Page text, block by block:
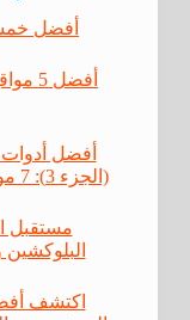
أفضل
أفضل
(الجزء 3): 7 مواقع مبتكرة لتحقيق أقصى استفادة
مستقبل
اكتشف